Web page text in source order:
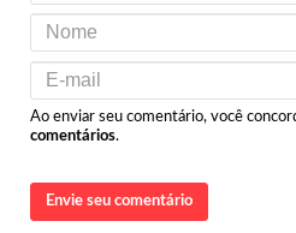
Ao enviar seu comentário, você
comentários.
Envie seu comentário